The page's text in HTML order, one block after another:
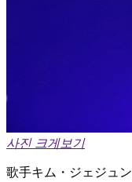
사진 크게보기
歌手キム・ジェジュン